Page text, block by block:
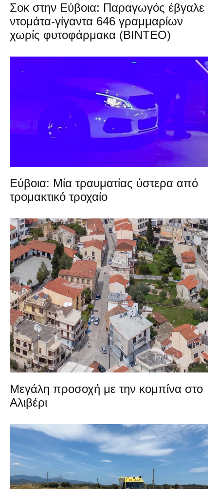
Σοκ στην Εύβοια: Παραγωγός έβγαλε
ντομάτα-γίγαντα 646 γραμμαρίων
χωρίς φυτοφάρμακα (ΒΙΝΤΕΟ)
Εύβοια: Μία τραυματίας ύστερα από
τρομακτικό τροχαίο
Μεγάλη προσοχή με την κομπίνα στο
Αλιβέρι